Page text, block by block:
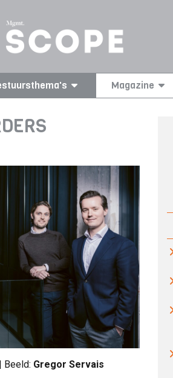
Magazine
Gregor Servais